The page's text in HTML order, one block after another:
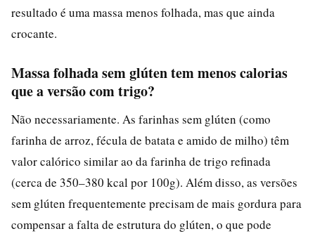
resultado é uma massa menos folhada, mas que ainda
crocante.
Massa folhada sem glúten tem menos calorias
que a versão com trigo?
Não necessariamente. As farinhas sem glúten (como
farinha de arroz, fécula de batata e amido de milho) têm
valor calórico similar ao da farinha de trigo refinada
(cerca de 350–380 kcal por 100g). Além disso, as versões
sem glúten frequentemente precisam de mais gordura para
compensar a falta de estrutura do glúten, o que pode